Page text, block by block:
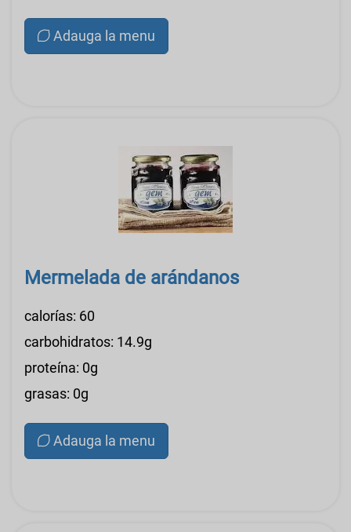
Adauga la menu
Mermelada de arándanos
calorías: 60
carbohidratos: 14.9g
proteína: 0g
grasas: 0g
Adauga la menu